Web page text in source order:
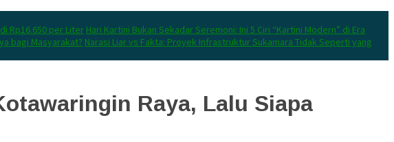
Rp16.650 per Liter Hari Kartini Bukan Sekadar Seremoni: Ini 5 Ciri “Kartini Modern” di Era
bagi Masyarakat? Narasi Liar vs Fakta: Proyek Infrastruktur Sukamara Tidak Seperti yang
Raya, Lalu Siapa